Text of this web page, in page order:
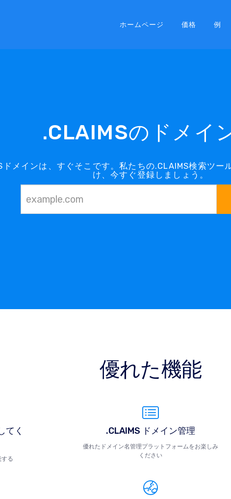
ホームページ 価格 例
.CLAIMSのドメイ
ドメインは、すぐそこです。私たちの.CLAIMS検索ツー
け、今すぐ登録しましょう。
優れた機能
てく
する
.CLAIMS ドメイン管理
優れたドメイン名管理プラットフォームをお楽しみ
ください